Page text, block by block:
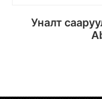
Уналт сааруулагч (гогцоотой) – Energy